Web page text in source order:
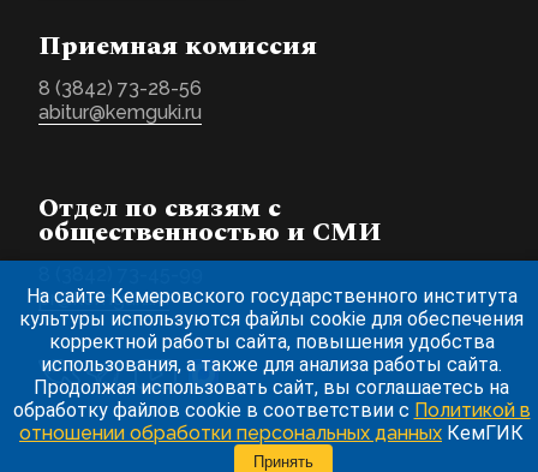
Приемная комиссия
8 (3842) 73-28-56
abitur@kemguki.ru
Отдел по связям с
общественностью и СМИ
pr@kemguki.ru
На сайте Кемеровского государственного института
культуры используются файлы cookie для обеспечения
корректной работы сайта, повышения удобства
использования, а также для анализа работы сайта.
Продолжая использовать сайт, вы соглашаетесь на
обработку файлов cookie в соответствии с Политикой в
отношении обработки персональных данных КемГИК
Принять